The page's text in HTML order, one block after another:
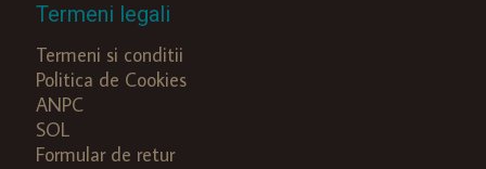
Termeni legali
Termeni si conditii
Politica de Cookies
ANPC
SOL
Formular de retur